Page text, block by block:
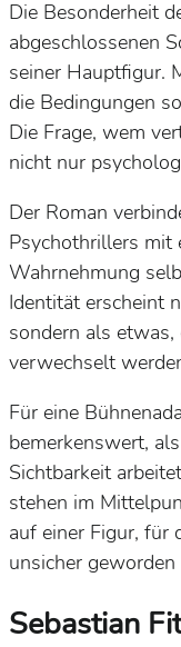
Die Besonderheit
abgeschlossenen
seiner Hauptfigur.
die Bedingungen
Die Frage, wem
nicht nur
Der Roman
Psychothrillers mit
Wahrnehmung
Identität erscheint
sondern als
verwechselt
Für eine
bemerkenswert,
Sichtbarkeit
stehen im
auf einer Figur, für
unsicher geworden
Sebastian